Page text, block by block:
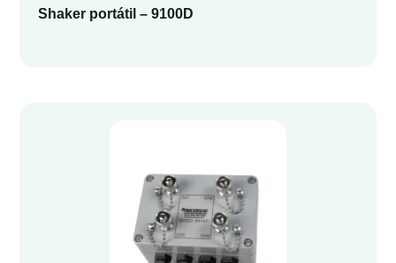
Shaker portátil – 9100D